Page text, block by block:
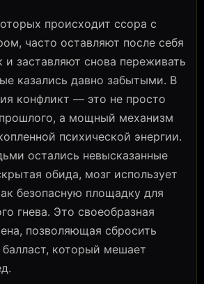
происходит ссора с
часто оставляют после себя
заставляют снова переживать
казались давно забытыми. В
конфликт — это не просто
а мощный механизм
психической энергии.
остались невысказанные
обида, мозг использует
безопасную площадку для
гнева. Это своеобразная
позволяющая сбросить
который мешает